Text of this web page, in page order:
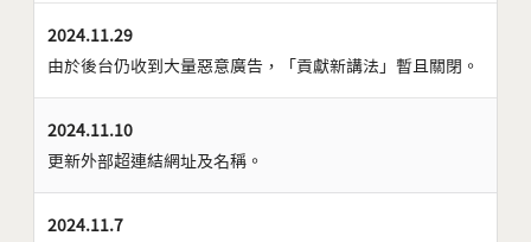
2024.11.29
由於後台仍收到大量惡意廣告，「貢獻新講法」暫且關閉。
2024.11.10
更新外部超連結網址及名稱。
2024.11.7